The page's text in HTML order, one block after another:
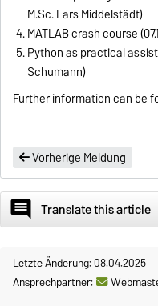
M.Sc. Lars Middelstädt)
MATLAB crash course
Python as practical
Schumann)
Further information can be
Vorherige Meldung
comment Translate this article
Letzte Änderung: 08.04.2025
Ansprechpartner: